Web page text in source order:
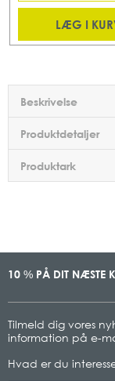
LÆG I
Beskrivelse
Produktdetaljer
Produktark
10 % PÅ DIT NÆSTE
Tilmeld dig vores
information på e-
Hvad er du